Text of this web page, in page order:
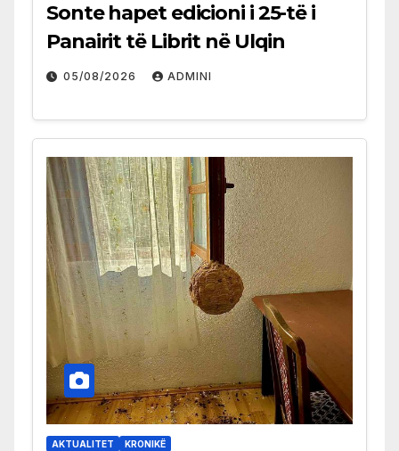
Sonte hapet edicioni i 25-të i
Panairit të Librit në Ulqin
05/08/2026 ADMINI
AKTUALITET KRONIKË